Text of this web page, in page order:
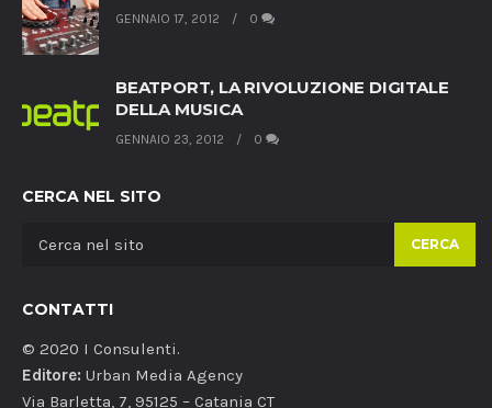
GENNAIO 17, 2012 0
BEATPORT, LA RIVOLUZIONE DIGITALE
DELLA MUSICA
GENNAIO 23, 2012 0
CERCA NEL SITO
CERCA
CONTATTI
© 2020 I Consulenti.
Editore: Urban Media Agency
Via Barletta, 7, 95125 – Catania CT